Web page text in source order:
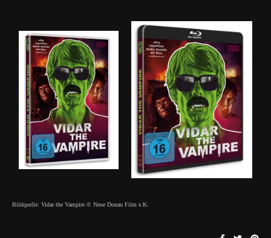
Bildquelle: Vidar the Vampire © Neue Donau Film e.K.